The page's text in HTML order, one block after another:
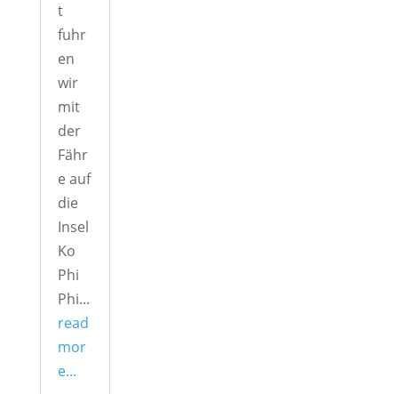
t
fuhr
en
wir
mit
der
Fähr
e auf
die
Insel
Ko
Phi
Phi...
read
mor
e...